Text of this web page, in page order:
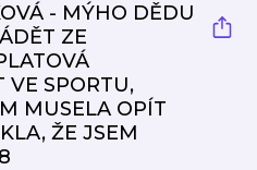
- MÝHO DĚDU
ZE
VE SPORTU,
MUSELA OPÍT
ŽE JSEM